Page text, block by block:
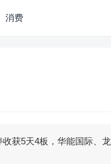
消费
获5天4板，华能国际、